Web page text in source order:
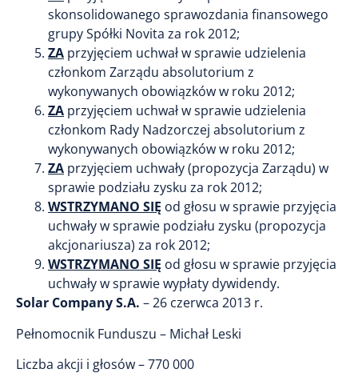
skonsolidowanego sprawozdania finansowego
grupy Spółki Novita za rok 2012;
ZA przyjęciem uchwał w sprawie udzielenia
członkom Zarządu absolutorium z
wykonywanych obowiązków w roku 2012;
ZA przyjęciem uchwał w sprawie udzielenia
członkom Rady Nadzorczej absolutorium z
wykonywanych obowiązków w roku 2012;
ZA przyjęciem uchwały (propozycja Zarządu) w
sprawie podziału zysku za rok 2012;
WSTRZYMANO SIĘ od głosu w sprawie przyjęcia
uchwały w sprawie podziału zysku (propozycja
akcjonariusza) za rok 2012;
WSTRZYMANO SIĘ od głosu w sprawie przyjęcia
uchwały w sprawie wypłaty dywidendy.
Solar Company S.A. – 26 czerwca 2013 r.
Pełnomocnik Funduszu – Michał Leski
Liczba akcji i głosów – 770 000